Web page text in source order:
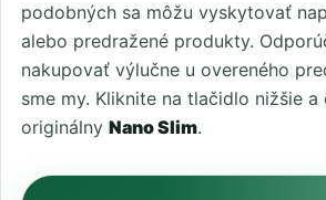
podobných sa môžu vyskytovať
alebo predražené produkty.
nakupovať výlučne u overeného
sme my. Kliknite na tlačidlo nižšie a
originálny Nano Slim.